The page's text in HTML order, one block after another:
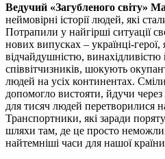
Ведучий «Загубленого світу»
неймовірні історії людей, які
Потрапили у найгірші ситуації
нових випусках – українці-
відчайдушністю,
співвітчизників, шокують
людей на усіх континентах.
допомогло вистояти, йдучи
для тисяч людей перетворилися
Транспортники, які заради
шляхи там, де це просто
найтемніші часи для нашої